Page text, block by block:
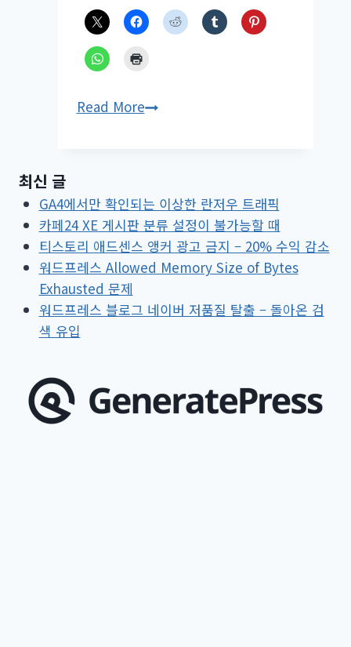
Read More네
어
드
바
이
4
로
최신 글
GA4에서만 확인되는 이상한 란저우 트래픽
카페24 XE 게시판 분류 설정이 불가능할 때
티스토리 애드센스 앵커 광고 금지 – 20% 수익 감소
워드프레스 Allowed Memory Size of Bytes
Exhausted 문제
워드프레스 블로그 네이버 저품질 탈출 – 돌아온 검
색 유입